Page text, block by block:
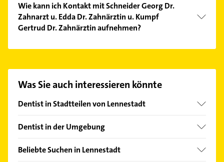
Wie kann ich Kontakt mit Schneider Georg Dr.
Zahnarzt u. Edda Dr. Zahnärztin u. Kumpf
Gertrud Dr. Zahnärztin aufnehmen?
Dr. Zahnärztin aufzunehmen. Einfach die passenden
unserem Kontaktdaten-Bereich auswählen. Hier
finden Sie alle Kontaktdaten
Was Sie auch interessieren könnte
Dentist in Stadtteilen von Lennestadt
Altenhundem
Dentist in der Umgebung
Kirchhundem
Beliebte Suchen in Lennestadt